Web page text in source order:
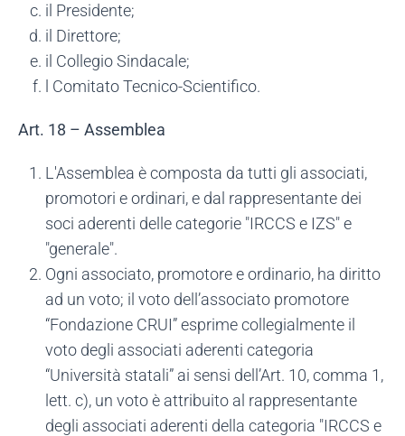
il Presidente;
il Direttore;
il Collegio Sindacale;
l Comitato Tecnico-Scientifico.
Art. 18 – Assemblea
L'Assemblea è composta da tutti gli associati,
promotori e ordinari, e dal rappresentante dei
soci aderenti delle categorie "IRCCS e IZS" e
"generale".
Ogni associato, promotore e ordinario, ha diritto
ad un voto; il voto dell’associato promotore
“Fondazione CRUI” esprime collegialmente il
voto degli associati aderenti categoria
“Università statali” ai sensi dell’Art. 10, comma 1,
lett. c), un voto è attribuito al rappresentante
degli associati aderenti della categoria "IRCCS e